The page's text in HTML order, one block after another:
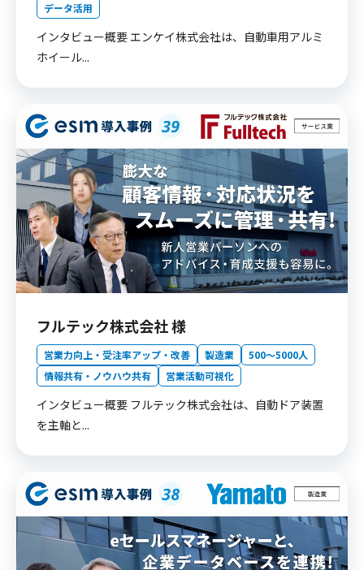
データ活用
インタビュー概要 エンケイ株式会社は、自動車用アルミ
ホイール...
フルテック株式会社 様
営業力向上・受注率アップ・改善 製造業
500〜5000人
情報共有・ノウハウ共有
営業活動可視化
インタビュー概要 フルテック株式会社は、自動ドア装置
を主軸と...